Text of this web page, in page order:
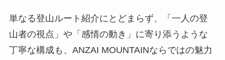
単なる登山ルート紹介にとどまらず、「一人の登
山者の視点」や「感情の動き」に寄り添うような
丁寧な構成も、ANZAI MOUNTAINならではの魅力